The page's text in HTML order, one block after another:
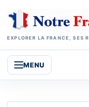
EXPLORER LA FRANCE, SES
MENU